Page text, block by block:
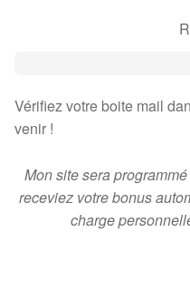
Vérifiez votre boite mail
venir !
Mon site sera
receviez votre bonus
charge